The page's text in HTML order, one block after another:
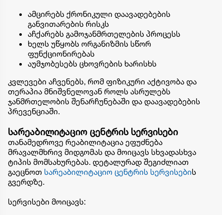
ამცირებს ქრონიკული დაავადებების
განვითარების რისკს
აჩქარებს გამოჯანმრთელების პროცესს
ხელს უწყობს ორგანიზმის სწორ
ფუნქციონირებას
აუმჯობესებს ცხოვრების ხარისხს
კვლევები აჩვენებს, რომ ფიზიკური აქტივობა და
თერაპია მნიშვნელოვან როლს ასრულებს
ჯანმრთელობის შენარჩუნებაში და დაავადებების
პრევენციაში.
სარეაბილიტაციო ცენტრის სერვისები
თანამედროვე რეაბილიტაცია ეფუძნება
მრავალმხრივ მიდგომას და მოიცავს სხვადასხვა
ტიპის მომსახურებას. დეტალურად შეგიძლიათ
გაეცნოთ სარეაბილიტაციო ცენტრის სერვისების
გვერდზე.
სერვისები მოიცავს: